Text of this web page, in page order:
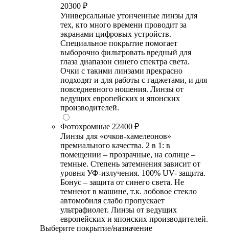
20300 ₽
Универсальные утонченные линзы для
тех, кто много времени проводит за
экранами цифровых устройств.
Специальное покрытие помогает
выборочно фильтровать вредный для
глаза диапазон синего спектра света.
Очки с такими линзами прекрасно
подходят и для работы с гаджетами, и для
повседневного ношения. Линзы от
ведущих европейских и японских
производителей.
Фотохромные 22400 ₽
Линзы для «очков-хамелеонов»
премиального качества. 2 в 1: в
помещении – прозрачные, на солнце –
темные. Степень затемнения зависит от
уровня УФ-излучения. 100% UV- защита.
Бонус – защита от синего света. Не
темнеют в машине, т.к. лобовое стекло
автомобиля слабо пропускает
ультрафиолет. Линзы от ведущих
европейских и японских производителей.
Выберите покрытие/назначение